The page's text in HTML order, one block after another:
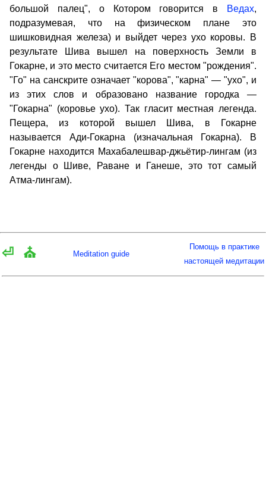
большой палец", о Котором говорится в
Ведах,
подразумевая, что на физическом плане это
шишковидная железа) и выйдет через ухо коровы. В
результате Шива вышел на поверхность Земли в
Гокарне, и это место считается Его местом "рождения".
"Го" на санскрите означает "корова", "карна" — "ухо", и
из этих слов и образовано название городка —
"Гокарна" (коровье ухо). Так гласит местная легенда.
Пещера, из которой вышел Шива, в Гокарне
называется Ади-Гокарна (изначальная Гокарна). В
Гокарне находится Махабалешвар-джьётир-лингам (из
легенды о Шиве, Раване и Ганеше, это тот самый
Атма-лингам).
⏎ ⛪ Meditation guide
Помощь в практике
настоящей медитации